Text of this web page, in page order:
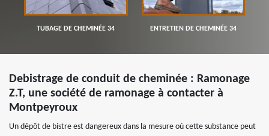
TUBAGE DE CHEMINÉE 34 ENTRETIEN DE CHEMINÉE 34
Debistrage de conduit de cheminée : Ramonage
Z.T, une société de ramonage à contacter à
Montpeyroux
Un dépôt de bistre est dangereux dans la mesure où cette substance peut